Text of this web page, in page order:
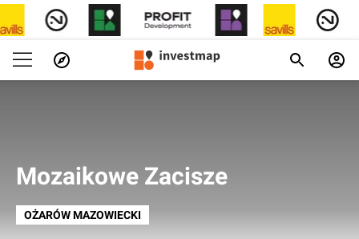
Mozaikowe Zacisze
OŻARÓW MAZOWIECKI